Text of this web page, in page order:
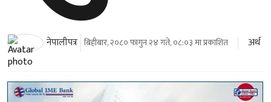
नेपालीपत्र बिहीबार, २०८० फागुन २४ गते, ०८:०३ मा प्रकाशित अर्थ